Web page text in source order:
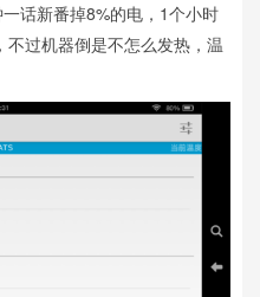
话新番掉8%的电，1个小时
过机器倒是不怎么发热，温